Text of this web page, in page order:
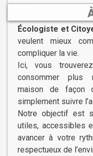
Écologiste et
veulent mieux
compliquer la vie.
Ici, vous
consommer plus
maison de façon
simplement suivre
Notre objectif est
utiles, accessibles
avancer à votre
respectueux de